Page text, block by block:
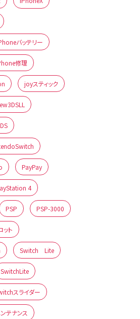
バッテリー
修理
joyスティック
PayPay
4
PSP PSP-3000
ット
Switch Lite
SwitchLite
スライダー
テナンス